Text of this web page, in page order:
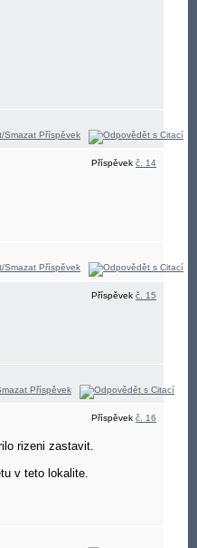
Příspěvek č. 14
Příspěvek č. 15
Příspěvek č. 16
rizeni zastavit.
v teto lokalite.